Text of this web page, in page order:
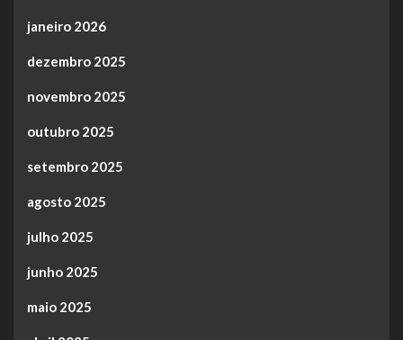
janeiro 2026
dezembro 2025
novembro 2025
outubro 2025
setembro 2025
agosto 2025
julho 2025
junho 2025
maio 2025